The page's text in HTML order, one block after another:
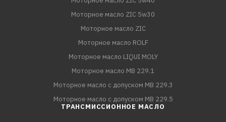
Моторное масло ZIC 5w30
Моторное масло ZIC
Моторное масло ROLF
Моторное масло LIQUI MOLY
Моторное масло MB 229.1
Моторное масло с допуском MB 229.3
Моторное масло с допуском MB 229.5
ТРАНСМИССИОННОЕ МАСЛО